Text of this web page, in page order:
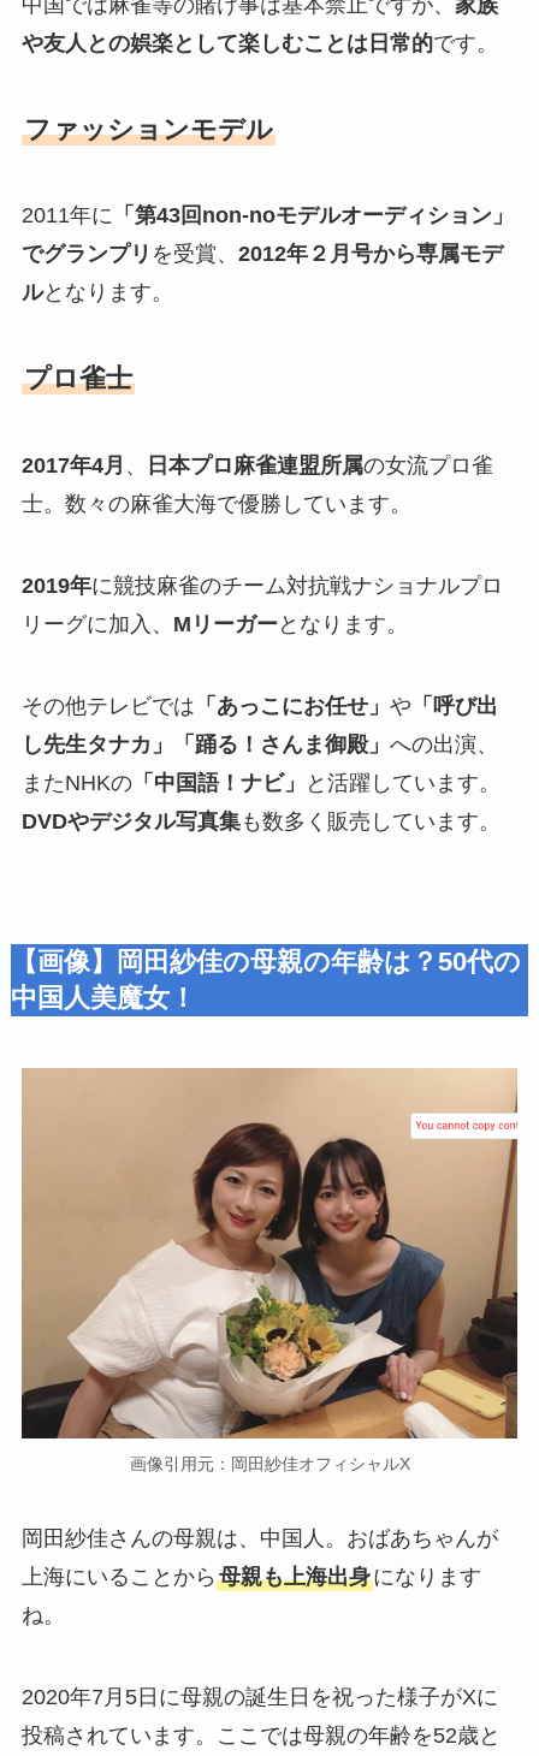
や友人との娯楽として楽しむことは日常的です。
ファッションモデル
2011年に 「第43回non-noモデルオーディション」
でグランプリ を受賞、 2012年２月号から専属モデ
ルとなります。
プロ雀士
2017年4月 、 日本プロ麻雀連盟所属の女流プロ雀
士。数々の麻雀大海で優勝しています。
2019年に競技麻雀のチーム対抗戦ナショナルプロ
リーグに加入、 Mリーガー となります。
その他テレビでは 「あっこにお任せ」 や 「呼び出
し先生タナカ」「踊る！さんま御殿」 への出演、
またNHKの「中国語！ナビ」
と活躍しています。
DVDやデジタル写真集も数多く販売しています。
【画像】岡田紗佳の母親の年齢は？50代の
中国人美魔女！
画像引用元：岡田紗佳オフィシャルX
岡田紗佳さんの母親は、中国人。おばあちゃんが
上海にいることから 母親も上海出身になります
ね。
2020年7月5日に母親の誕生日を祝った様子がXに
投稿されています。ここでは母親の年齢を52歳と